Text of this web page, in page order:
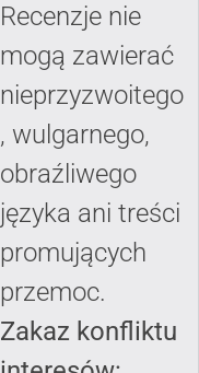
Recenzje nie
mogą zawierać
nieprzyzwoitego
, wulgarnego,
obraźliwego
języka ani treści
promujących
przemoc.
Zakaz konfliktu